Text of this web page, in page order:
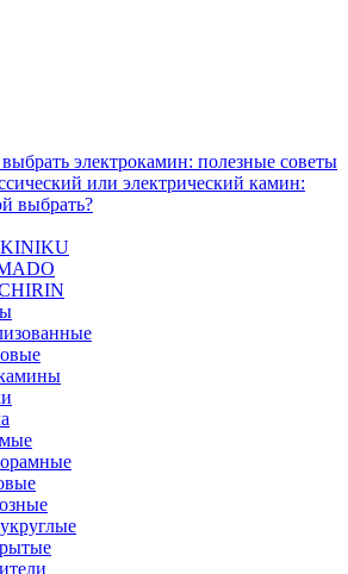
электрокамин: полезные советы
или электрический камин:
выбрать?